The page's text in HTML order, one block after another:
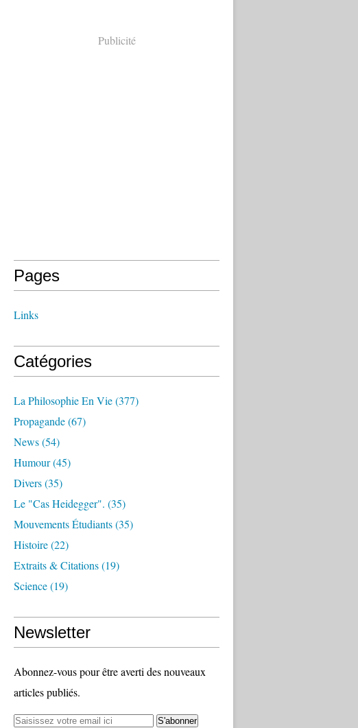
Publicité
Pages
Links
Catégories
La Philosophie En Vie(377)
Propagande(67)
News(54)
Humour(45)
Divers(35)
Le "cas Heidegger". (35)
Mouvements Étudiants(35)
Histoire(22)
Extraits & Citations(19)
Science(19)
Newsletter
Abonnez-vous pour être averti des nouveaux
articles publiés.